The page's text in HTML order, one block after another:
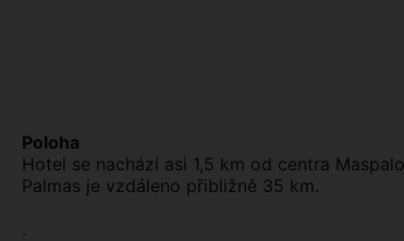
Poloha
Hotel se nachází asi 1,5 km od centra
Palmas je vzdáleno přibližně 35 km.
.